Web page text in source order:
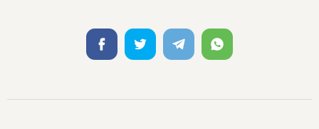
FacebookTwitter TelegramWhatsapp